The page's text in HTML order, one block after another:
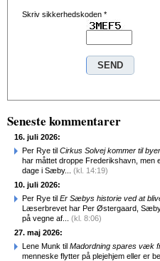
Skriv sikkerhedskoden *
Seneste kommentarer
16. juli 2026:
Per Rye til Cirkus Solvej kommer til
har måttet droppe Frederikshavn, men
dage i Sæby... (kl. 14:19)
10. juli 2026:
Per Rye til Er Sæbys historie ved at
Læserbrevet har Per Østergaard,
på vegne af... (kl. 8:06)
27. maj 2026:
Lene Munk til Madordning spares væk
menneske flytter på plejehjem eller er